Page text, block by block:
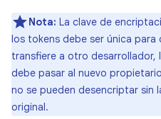
Nota: La clave de
los tokens debe ser única para
transfiere a otro desarrollador,
debe pasar al nuevo
no se pueden desencriptar sin
original.